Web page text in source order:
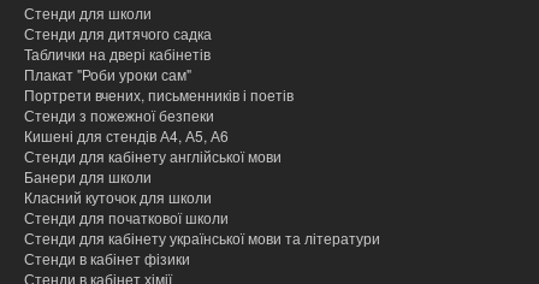
Стенди для школи
Стенди для дитячого садка
Таблички на двері кабінетів
Плакат "Роби уроки сам"
Портрети вчених, письменників і поетів
Стенди з пожежної безпеки
Кишені для стендів А4, А5, А6
Стенди для кабінету англійської мови
Банери для школи
Класний куточок для школи
Стенди для початкової школи
Стенди для кабінету української мови та літератури
Стенди в кабінет фізики
Стенди в кабінет хімії